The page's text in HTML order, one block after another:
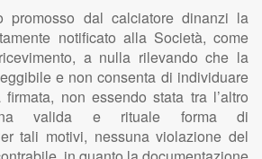
promosso dal calciatore dinanzi la
notificato alla Società, come
a nulla rilevando che la
e non consenta di individuare
non essendo stata tra l’altro
valida e rituale forma di
tali motivi, nessuna violazione del